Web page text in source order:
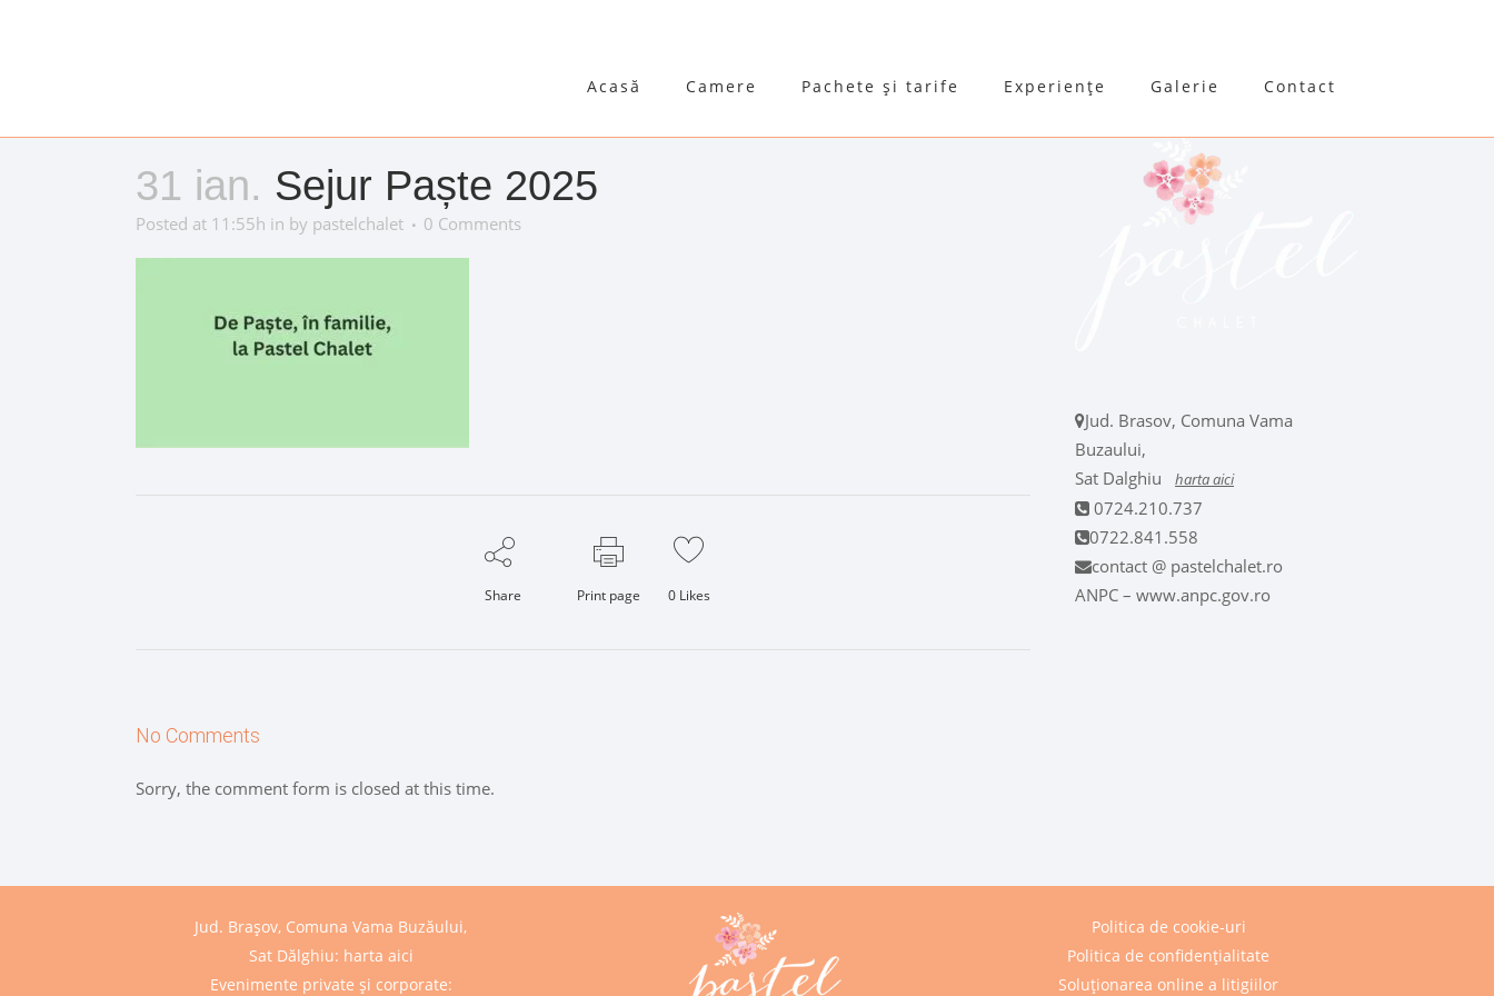
Acasă Camere Pachete și tarife Experiențe Galerie Contact
31 ian. Sejur Paște 2025
Posted at 11:55h in by pastelchalet 0 Comments
Share Print page 0Likes
No Comments
Sorry, the comment form is closed at this time.
Jud. Brasov, Comuna Vama
Buzaului,
Sat Dalghiu
harta aici
0724.210.737
0722.841.558
contact @ pastelchalet.ro
ANPC – www.anpc.gov.ro
Jud. Brașov, Comuna Vama Buzăului,
Sat Dălghiu: harta aici
Evenimente private și corporate:
Politica de cookie-uri
Politica de confidențialitate
Soluționarea online a litigiilor